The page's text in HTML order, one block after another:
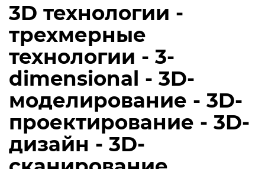
3D технологии -
трехмерные
технологии - 3-
dimensional - 3D-
моделирование - 3D-
проектирование - 3D-
дизайн - 3D-